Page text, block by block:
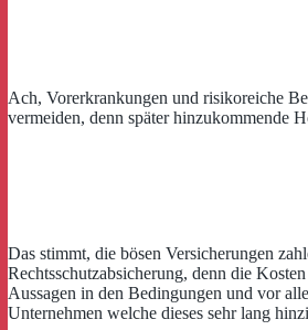
Ach, Vorerkrankungen und risikoreiche
vermeiden, denn später hinzukommende
Das stimmt, die bösen Versicherungen
Rechtsschutzabsicherung, denn die
Aussagen in den Bedingungen und vor
Unternehmen welche dieses sehr lang